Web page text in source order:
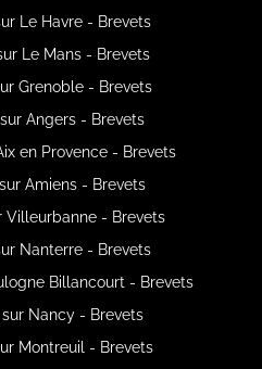
Le Havre - Brevets
Le Mans - Brevets
Grenoble - Brevets
Angers - Brevets
en Provence - Brevets
Amiens - Brevets
Villeurbanne - Brevets
Nanterre - Brevets
Billancourt - Brevets
Nancy - Brevets
Montreuil - Brevets